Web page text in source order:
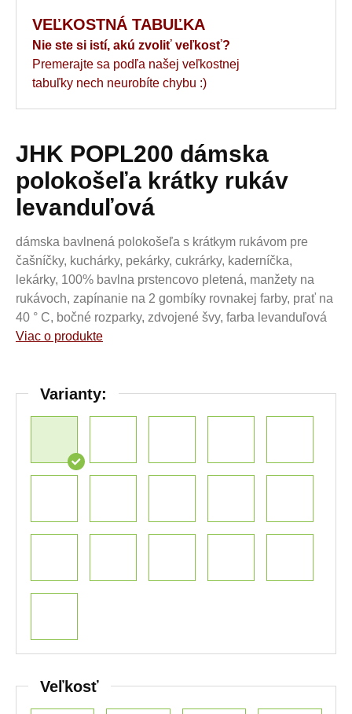
JHK POPL200 dámska
polokošeľa krátky rukáv
levanduľová
dámska bavlnená polokošeľa s krátkym rukávom pre
čašníčky, kuchárky, pekárky, cukrárky, kaderníčka,
lekárky, 100% bavlna prstencovo pletená, manžety na
rukávoch, zapínanie na 2 gombíky rovnakej farby, prať na
40 ° C, bočné rozparky, zdvojené švy, farba levanduľová
Viac o produkte
Varianty:
Veľkosť
VEĽKOSTNÁ TABUĽKA
Nie ste si istí, akú zvoliť veľkosť?
Premerajte sa podľa našej veľkostnej
tabuľky nech neurobíte chybu :)